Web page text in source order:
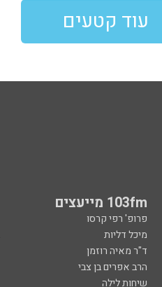
עוד קטעים
103fm מייעצים
פרופ' רפי קרסו
מיכל דליות
ד"ר מאיה רוזמן
הרב אפרים בן צבי
שיחות לילה